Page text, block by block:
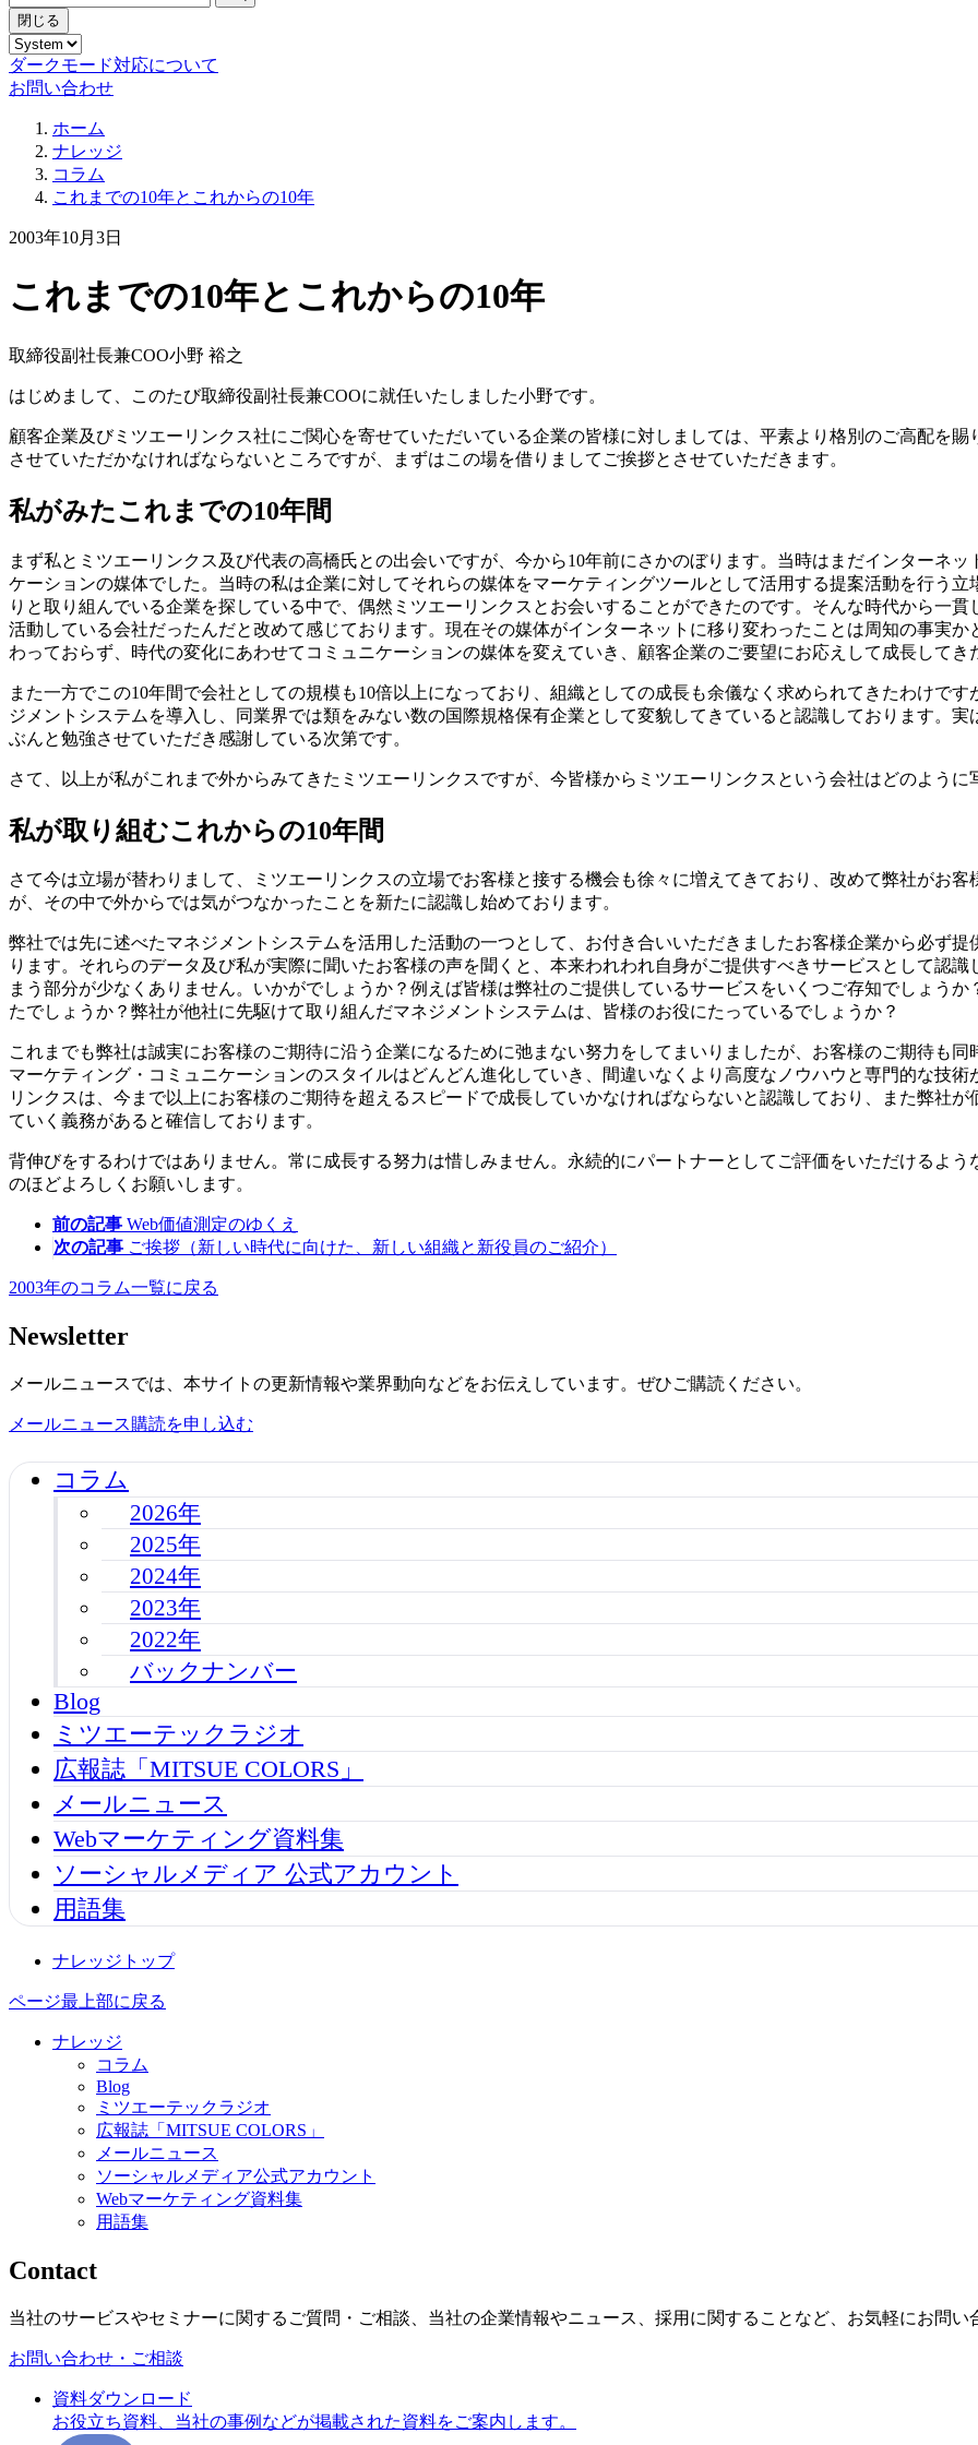
閉じる
ダークモード対応について
お問い合わせ
ホーム
ナレッジ
コラム
これまでの10年とこれからの10年
2003年10月3日
これまでの10年とこれからの10年
取締役副社長兼COO小野 裕之
はじめまして、このたび取締役副社長兼COOに就任いたしました小野です。
顧客企業及びミツエーリンクス社にご関心を寄せていただいている企業の皆様に対しましては、平素より格別のご高配を
させていただかなければならないところですが、まずはこの場を借りましてご挨拶とさせていただきます。
私がみたこれまでの10年間
まず私とミツエーリンクス及び代表の高橋氏との出会いですが、今から10年前にさかのぼります。当時はまだインターネ
ケーションの媒体でした。当時の私は企業に対してそれらの媒体をマーケティングツールとして活用する提案活動を行う
りと取り組んでいる企業を探している中で、偶然ミツエーリンクスとお会いすることができたのです。そんな時代から一
活動している会社だったんだと改めて感じております。現在その媒体がインターネットに移り変わったことは周知の事実
わっておらず、時代の変化にあわせてコミュニケーションの媒体を変えていき、顧客企業のご要望にお応えして成長して
また一方でこの10年間で会社としての規模も10倍以上になっており、組織としての成長も余儀なく求められてきたわけで
ジメントシステムを導入し、同業界では類をみない数の国際規格保有企業として変貌してきていると認識しております。
ぶんと勉強させていただき感謝している次第です。
さて、以上が私がこれまで外からみてきたミツエーリンクスですが、今皆様からミツエーリンクスという会社はどのように
私が取り組むこれからの10年間
さて今は立場が替わりまして、ミツエーリンクスの立場でお客様と接する機会も徐々に増えてきており、改めて弊社がお
が、その中で外からでは気がつなかったことを新たに認識し始めております。
弊社では先に述べたマネジメントシステムを活用した活動の一つとして、お付き合いいただきましたお客様企業から必ず
ります。それらのデータ及び私が実際に聞いたお客様の声を聞くと、本来われわれ自身がご提供すべきサービスとして認
まう部分が少なくありません。いかがでしょうか？例えば皆様は弊社のご提供しているサービスをいくつご存知でしょう
たでしょうか？弊社が他社に先駆けて取り組んだマネジメントシステムは、皆様のお役にたっているでしょうか？
これまでも弊社は誠実にお客様のご期待に沿う企業になるために弛まない努力をしてまいりましたが、お客様のご期待も
マーケティング・コミュニケーションのスタイルはどんどん進化していき、間違いなくより高度なノウハウと専門的な技
リンクスは、今まで以上にお客様のご期待を超えるスピードで成長していかなければならないと認識しており、また弊社
ていく義務があると確信しております。
背伸びをするわけではありません。常に成長する努力は惜しみません。永続的にパートナーとしてご評価をいただけるよ
のほどよろしくお願いします。
前の記事 Web価値測定のゆくえ
次の記事 ご挨拶（新しい時代に向けた、新しい組織と新役員のご紹介）
2003年のコラム一覧に戻る
Newsletter
メールニュースでは、本サイトの更新情報や業界動向などをお伝えしています。ぜひご購読ください。
メールニュース購読を申し込む
コラム
2026年
2025年
2024年
2023年
2022年
バックナンバー
Blog
ミツエーテックラジオ
広報誌「MITSUE COLORS」
メールニュース
Webマーケティング資料集
ソーシャルメディア 公式アカウント
用語集
ナレッジトップ
ページ最上部に戻る
ナレッジ
コラム
Blog
ミツエーテックラジオ
広報誌「MITSUE COLORS」
メールニュース
ソーシャルメディア公式アカウント
Webマーケティング資料集
用語集
Contact
当社のサービスやセミナーに関するご質問・ご相談、当社の企業情報やニュース、採用に関することなど、お気軽にお問い
お問い合わせ・ご相談
資料ダウンロード
お役立ち資料、当社の事例などが掲載された資料をご案内します。